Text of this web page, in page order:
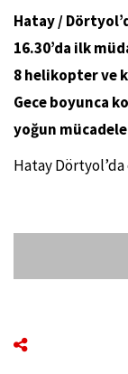
Hatay /
16.30’da ilk
8 helikopter ve
Gece boyunca
yoğun
Hatay Dörtyol’da